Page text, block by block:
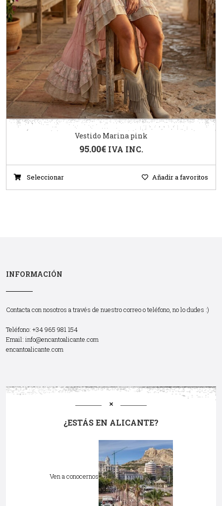
Vestido Marina pink
95.00€ IVA INC.
Seleccionar Añadir a favoritos
INFORMACIÓN
Contacta con nosotros a través de nuestro correo o teléfono, no lo dudes :)
Teléfono: +34 965 981 154
Email: info@encantoalicante.com
encantoalicante.com
¿ESTÁS EN ALICANTE?
Ven a conocernos